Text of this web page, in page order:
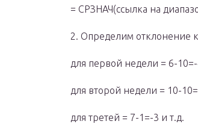
= СРЗНАЧ(ссылка на
2. Определим отклонение
для первой недели = 6-
для второй недели = 10-
для третей = 7-1=-3 и т.д.